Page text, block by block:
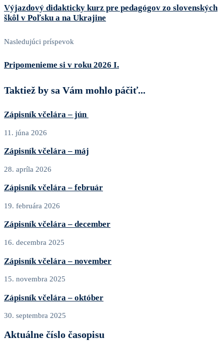
Výjazdový didakticky kurz pre pedagógov zo slovenských
škôl v Poľsku a na Ukrajine
Nasledujúci príspevok
Pripomenieme si v roku 2026 I.
Taktiež by sa Vám mohlo páčiť...
Zápisník včelára – jún
11. júna 2026
Zápisník včelára – máj
28. apríla 2026
Zápisník včelára – február
19. februára 2026
Zápisník včelára – december
16. decembra 2025
Zápisník včelára – november
15. novembra 2025
Zápisník včelára – október
30. septembra 2025
Aktuálne číslo časopisu